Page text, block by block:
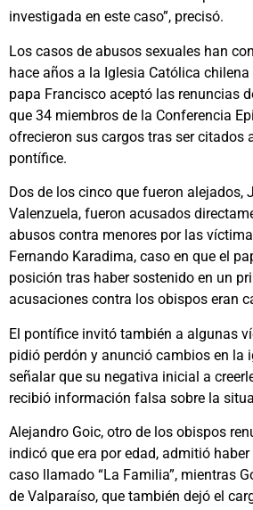
investigada en este caso”, precisó.
Los casos de abusos sexuales han
hace años a la Iglesia Católica
papa Francisco aceptó las renuncias
que 34 miembros de la Conferencia
ofrecieron sus cargos tras ser citados
pontífice.
Dos de los cinco que fueron alejados,
Valenzuela, fueron acusados
abusos contra menores por las
Fernando Karadima, caso en que el
posición tras haber sostenido en un
acusaciones contra los obispos eran
El pontífice invitó también a algunas
pidió perdón y anunció cambios en la
señalar que su negativa inicial a
recibió información falsa sobre la
Alejandro Goic, otro de los obispos
indicó que era por edad, admitió
caso llamado “La Familia”, mientras
de Valparaíso, que también dejó el